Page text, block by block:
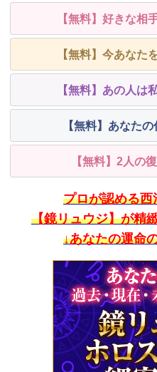
【無料】好きな相
【無料】今あなた
【無料】あの人は
【無料】あなた
【無料】2人の
プロが認める西
【鏡リュウジ】が精
↓あなたの運命